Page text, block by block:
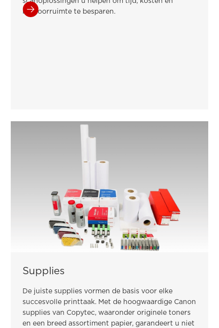
kantoorruimte te besparen.
Supplies
De juiste supplies vormen de basis voor elke
succesvolle printtaak. Met de hoogwaardige Canon
supplies van Copytec, waaronder originele toners
en een breed assortiment papier, garandeert u niet